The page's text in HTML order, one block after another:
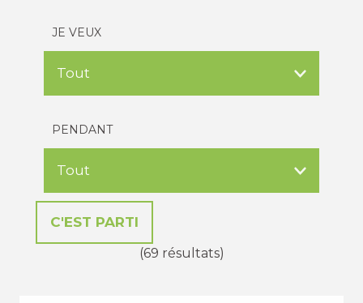
JE VEUX
PENDANT
(69 résultats)